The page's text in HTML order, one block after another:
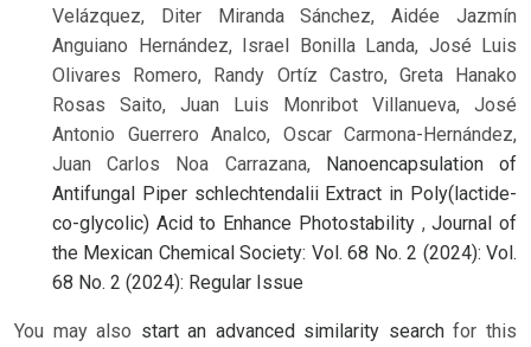
Velázquez, Diter Miranda Sánchez, Aidée Jazmín
Anguiano Hernández, Israel Bonilla Landa, José Luis
Olivares Romero, Randy Ortíz Castro, Greta Hanako
Rosas Saito, Juan Luis Monribot Villanueva, José
Antonio Guerrero Analco, Oscar Carmona-Hernández,
Juan Carlos Noa Carrazana, Nanoencapsulation of
Antifungal Piper schlechtendalii Extract in Poly(lactide-
co-glycolic) Acid to Enhance Photostability ,Journal of
the Mexican Chemical Society: Vol. 68 No. 2 (2024): Vol.
68 No. 2 (2024): Regular Issue
You may also start an advanced similarity searchfor this